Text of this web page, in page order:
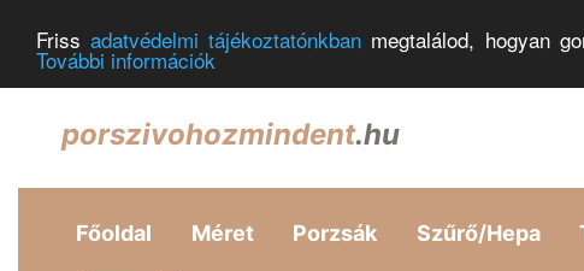
Frissadatvédelmi tájékoztatónkban megtalálod, hogyan
További információk
porszivohozmindent.hu
Főoldal Méret Porzsák Szűrő/Hepa